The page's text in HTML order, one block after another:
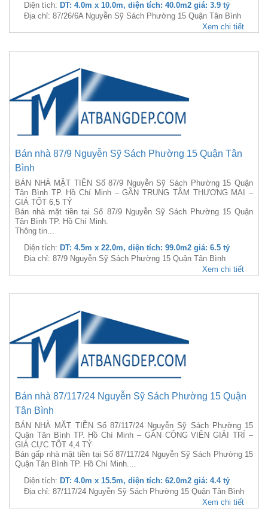
Diện tích: DT: 4.0m x 10.0m, diện tích: 40.0m2 giá: 3.9 tỷ
Địa chỉ: 87/26/6A Nguyễn Sỹ Sách Phường 15 Quận Tân Bình
Xem chi tiết
Bán nhà 87/9 Nguyễn Sỹ Sách Phường 15 Quận Tân
Bình
BÁN NHÀ MẶT TIỀN Số 87/9 Nguyễn Sỹ Sách Phường 15 Quận
Tân Bình TP. Hồ Chí Minh – GẦN TRUNG TÂM THƯƠNG MẠI –
GIÁ TỐT 6,5 TỶ
Bán nhà mặt tiền tại Số 87/9 Nguyễn Sỹ Sách Phường 15 Quận
Tân Bình TP. Hồ Chí Minh.
Thông tin...
Diện tích: DT: 4.5m x 22.0m, diện tích: 99.0m2 giá: 6.5 tỷ
Địa chỉ: 87/9 Nguyễn Sỹ Sách Phường 15 Quận Tân Bình
Xem chi tiết
Bán nhà 87/117/24 Nguyễn Sỹ Sách Phường 15 Quận
Tân Bình
BÁN NHÀ MẶT TIỀN Số 87/117/24 Nguyễn Sỹ Sách Phường 15
Quận Tân Bình TP. Hồ Chí Minh – GẦN CÔNG VIÊN GIẢI TRÍ –
GIÁ CỰC TỐT 4,4 TỶ
Bán gấp nhà mặt tiền tại Số 87/117/24 Nguyễn Sỹ Sách Phường 15
Quận Tân Bình TP. Hồ Chí Minh....
Diện tích: DT: 4.0m x 15.5m, diện tích: 62.0m2 giá: 4.4 tỷ
Địa chỉ: 87/117/24 Nguyễn Sỹ Sách Phường 15 Quận Tân Bình
Xem chi tiết